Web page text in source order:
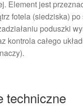
Element jest
fotela (siedziska)
poduszki
kontrola całego
techniczne